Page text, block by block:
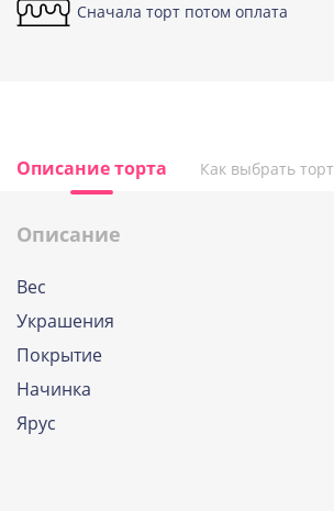
Сначала торт потом оплата
Описание торта Как выбрать торт
Описание
Вес
Украшения
Покрытие
Начинка
Ярус